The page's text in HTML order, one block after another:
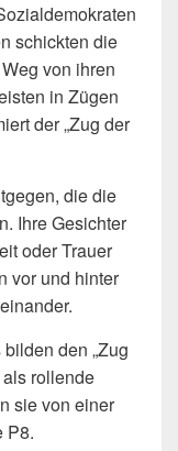
schickten die
von ihren
in Zügen
der „Zug der
die die
Ihre Gesichter
oder Trauer
vor und hinter
den „Zug
rollende
sie von einer
P8.